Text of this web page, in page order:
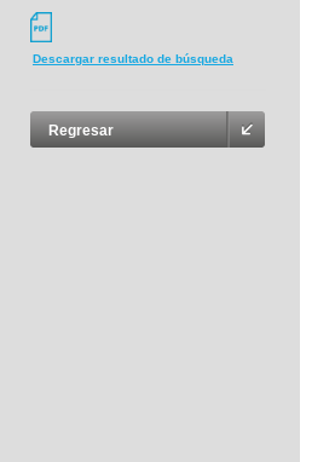
Descargar resultado de búsqueda
Regresar